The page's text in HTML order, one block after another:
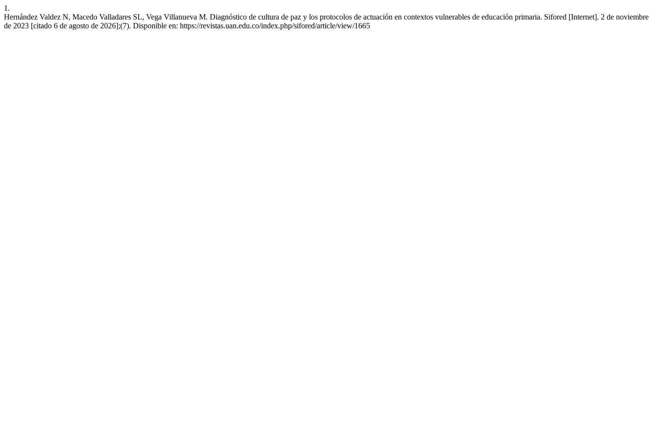
1.
Hernández Valdez N, Macedo Valladares SL, Vega Villanueva M. Diagnóstico de cultura de paz y los protocolos de actuación en contextos vulnerables de educación primaria. Sifored [Internet]. 2 de noviembre
de 2023 [citado 6 de agosto de 2026];(7). Disponible en: https://revistas.uan.edu.co/index.php/sifored/article/view/1665